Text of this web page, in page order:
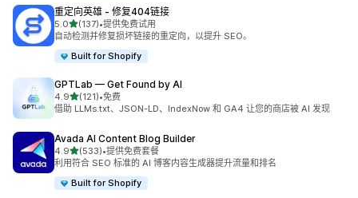
重定向英雄 ‑ 修复404链接
5.0星（满分 5 星）
(137)
总共 137 条评论
•提供免费试用
自动检测并修复损坏链接的重定向，以提升 SEO。
Built for Shopify
GPTLab — Get Found by AI
4.9星（满分 5 星）
(121)
总共 121 条评论
•免费
借助 LLMs.txt、JSON-LD、IndexNow 和 GA4 让您的商店被 AI 发现
Avada AI Content Blog Builder
4.9星（满分 5 星）
(533)
总共 533 条评论
•提供免费套餐
利用符合 SEO 标准的 AI 博客内容生成器提升流量和排名
Built for Shopify